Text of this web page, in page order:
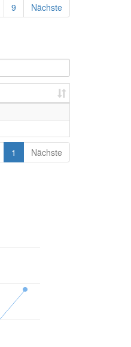
9 Nächste
1 Nächste